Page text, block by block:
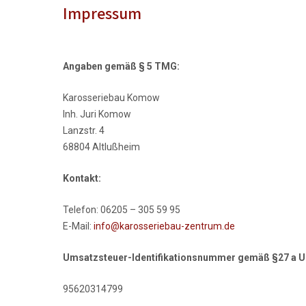
Impressum
Angaben gemäß § 5 TMG:
Karosseriebau Komow
Inh. Juri Komow
Lanzstr. 4
68804 Altlußheim
Kontakt:
Telefon: 06205 – 305 59 95
E-Mail: info@karosseriebau-zentrum.de
Umsatzsteuer-Identifikationsnummer gemäß §27 a
95620314799